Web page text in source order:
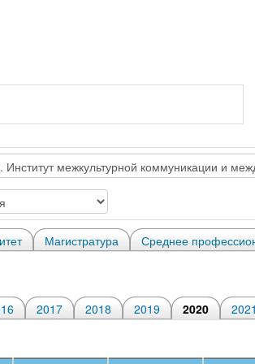
Магистратура Среднее
2017 2018 2019 2020